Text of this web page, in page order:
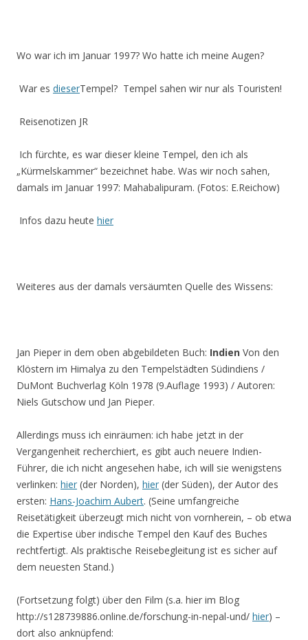
Wo war ich im Januar 1997? Wo hatte ich meine Augen?
War es dieserTempel? Tempel sahen wir nur als Touristen!
Reisenotizen JR
Ich fürchte, es war dieser kleine Tempel, den ich als
„Kürmelskammer“ bezeichnet habe. Was wir noch sahen,
damals im Januar 1997: Mahabalipuram. (Fotos: E.Reichow)
Infos dazu heute hier
Weiteres aus der damals versäumten Quelle des Wissens:
Jan Pieper in dem oben abgebildeten Buch: Indien Von den
Klöstern im Himalya zu den Tempelstädten Südindiens /
DuMont Buchverlag Köln 1978 (9.Auflage 1993) / Autoren:
Niels Gutschow und Jan Pieper.
Allerdings muss ich einräumen: ich habe jetzt in der
Vergangenheit recherchiert, es gibt auch neuere Indien-
Führer, die ich nicht angesehen habe, ich will sie wenigstens
verlinken: hier (der Norden), hier (der Süden), der Autor des
ersten: Hans-Joachim Aubert. (Seine umfangreiche
Reisetätigkeit überzeugt mich nicht von vornherein, – ob etwa
die Expertise über indische Tempel den Kauf des Buches
rechtfertigt. Als praktische Reisebegleitung ist es sicher auf
dem neuesten Stand.)
(Fortsetzung folgt) über den Film (s.a. hier im Blog
http://s128739886.online.de/forschung-in-nepal-und/ hier) –
dort also anknüpfend: